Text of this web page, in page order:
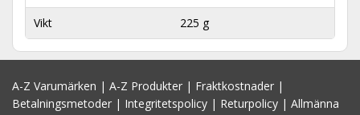
Vikt 225 g
A-Z Varumärken | A-Z Produkter | Fraktkostnader |
Betalningsmetoder | Integritetspolicy | Returpolicy | Allmänna